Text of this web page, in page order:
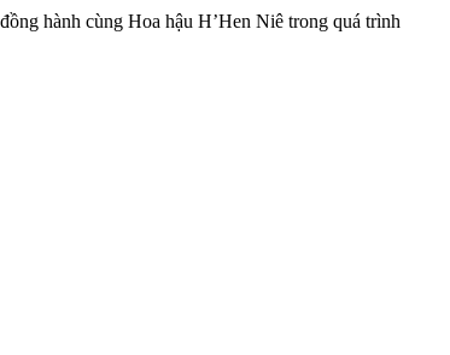
hành cùng Hoa hậu H’Hen Niê trong quá trình